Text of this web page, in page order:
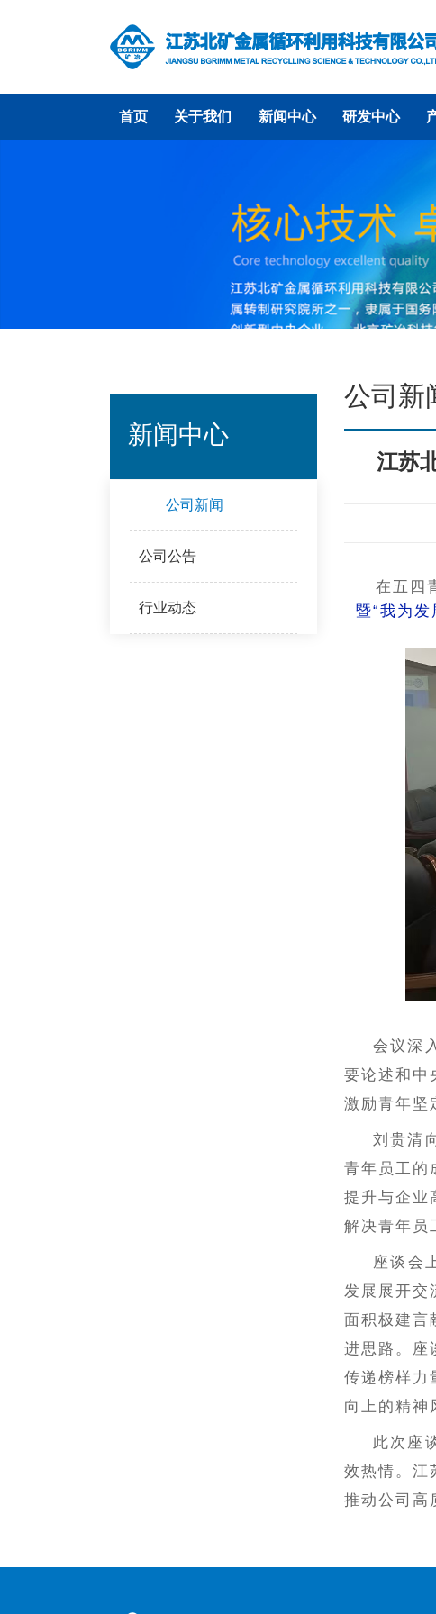
首页 关于我们 新闻中心 研发中心
新闻中心
公司新闻
公司公告
行业动态
公司新
江苏
在五四
暨“我为
会议深
要论述和中
激励青年坚
刘贵清
青年员工的
提升与企业
解决青年员
座谈会
发展展开交
面积极建言
进思路。座
传递榜样力
向上的精神
此次座
效热情。江
推动公司高